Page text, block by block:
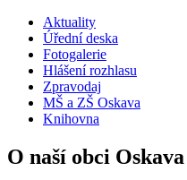
Aktuality
Úřední deska
Fotogalerie
Hlášení rozhlasu
Zpravodaj
MŠ a ZŠ Oskava
Knihovna
O naší obci Oskava